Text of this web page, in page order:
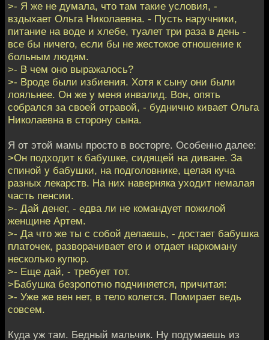
>- Я же не думала, что там такие условия, -
вздыхает Ольга Николаевна. - Пусть наручники,
питание на воде и хлебе, туалет три раза в день -
все бы ничего, если бы не жестокое отношение к
больным людям.
>- В чем оно выражалось?
>- Вроде были избиения. Хотя к сыну они были
лояльнее. Он же у меня инвалид. Вон, опять
собрался за своей отравой, - буднично кивает Ольга
Николаевна в сторону сына.
Я от этой мамы просто в восторге. Особенно далее:
>Он подходит к бабушке, сидящей на диване. За
спиной у бабушки, на подголовнике, целая куча
разных лекарств. На них наверняка уходит немалая
часть пенсии.
>- Дай денег, - едва ли не командует пожилой
женщине Артем.
>- Да что же ты с собой делаешь, - достает бабушка
платочек, разворачивает его и отдает наркоману
несколько купюр.
>- Еще дай, - требует тот.
>Бабушка безропотно подчиняется, причитая:
>- Уже же вен нет, в тело колется. Помирает ведь
совсем.
Куда уж там. Бедный мальчик. Ну подумаешь из